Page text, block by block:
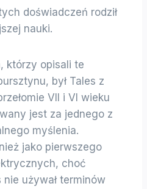
doświadczeń rodził
nauki.
którzy opisali te
był Tales z
VII i VI wieku
jest za jednego z
myślenia.
jako pierwszego
choć
używał terminów